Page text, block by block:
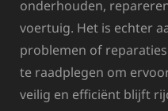
onderhouden,
voertuig. Het is echter
problemen of
te raadplegen om
veilig en efficiënt blijft